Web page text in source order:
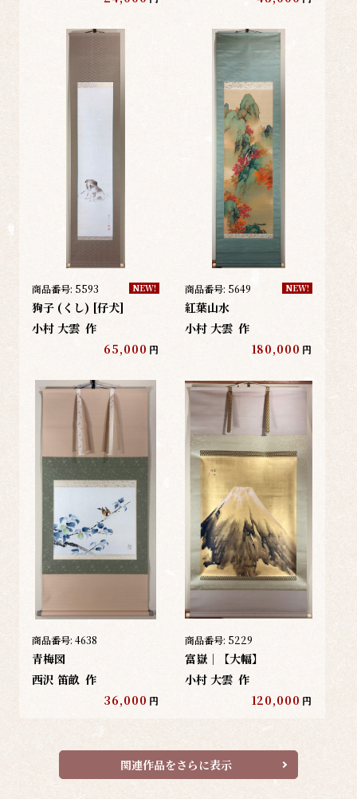
商品番号: 5593 NEW!
狗子 (くし) [仔犬]
小村 大雲 作
65,000 円
商品番号: 5649 NEW!
紅葉山水
小村 大雲 作
180,000 円
商品番号: 4638
青梅図
西沢 笛畝 作
36,000 円
商品番号: 5229
富嶽｜【大幅】
小村 大雲 作
120,000 円
関連作品をさらに表示